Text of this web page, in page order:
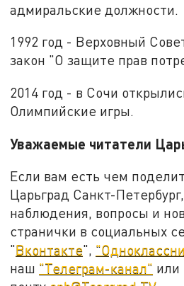
адмиральские должности.
1992 год - Верховный
закон "О защите прав
2014 год - в Сочи
Олимпийские игры.
Уважаемые читатели
Если вам есть чем
Царьград Санкт-
наблюдения, вопросы и
странички в социальных
"Вконтакте",
наш "Телеграм-канал" или